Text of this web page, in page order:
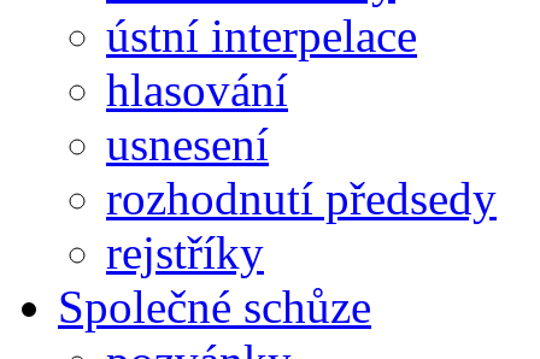
ústní interpelace
hlasování
usnesení
rozhodnutí předsedy
rejstříky
Společné schůze